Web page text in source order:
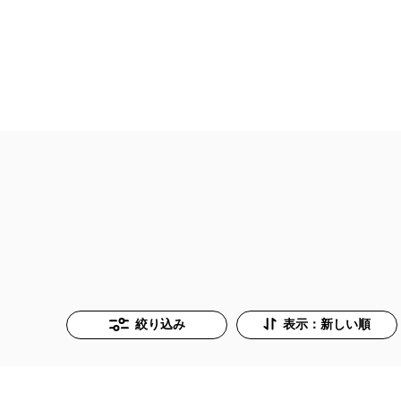
絞り込み 表示：新しい順